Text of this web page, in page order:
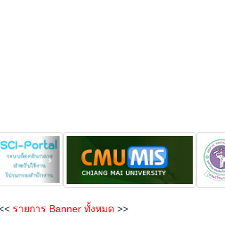
รายการ Banner ทั้งหมด >>